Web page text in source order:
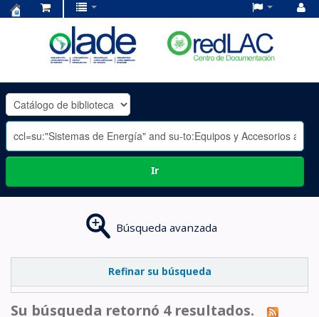
OLADE
-
Ir
Búsqueda avanzada
Refinar su búsqueda
Su búsqueda retornó 4 resultados.